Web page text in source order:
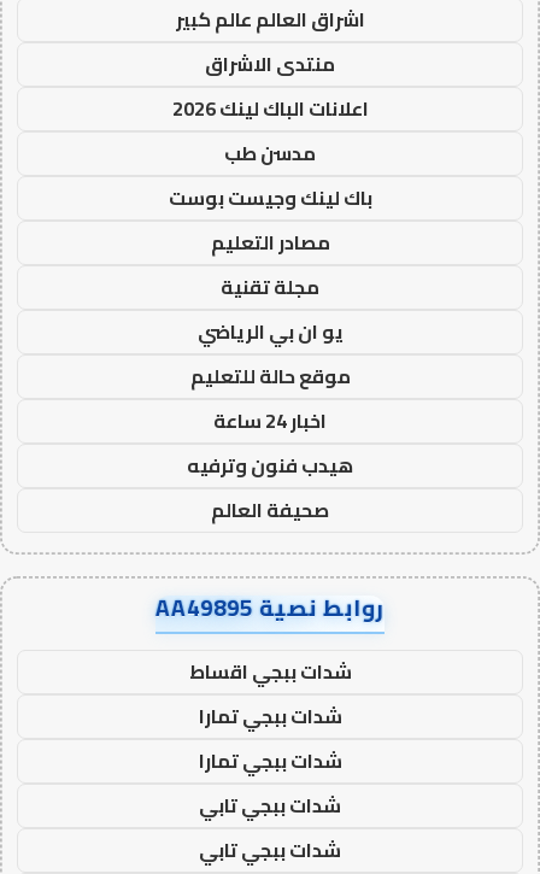
اشراق العالم عالم كبير
منتدى الاشراق
اعلانات الباك لينك 2026
مدسن طب
باك لينك وجيست بوست
مصادر التعليم
مجلة تقنية
يو ان بي الرياضي
موقع حالة للتعليم
اخبار 24 ساعة
هيدب فنون وترفيه
صحيفة العالم
روابط نصية AA49895
شدات ببجي اقساط
شدات ببجي تمارا
شدات ببجي تمارا
شدات ببجي تابي
شدات ببجي تابي